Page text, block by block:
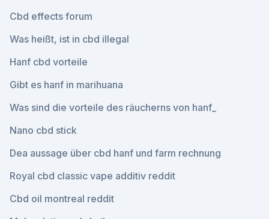
Cbd effects forum
Was heißt, ist in cbd illegal
Hanf cbd vorteile
Gibt es hanf in marihuana
Was sind die vorteile des räucherns von hanf_
Nano cbd stick
Dea aussage über cbd hanf und farm rechnung
Royal cbd classic vape additiv reddit
Cbd oil montreal reddit